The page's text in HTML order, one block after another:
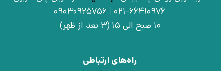
021-66410976 | 09030925756
10 صبح الی 15 (3 بعد از ظهر)
راه‌های ارتباطی